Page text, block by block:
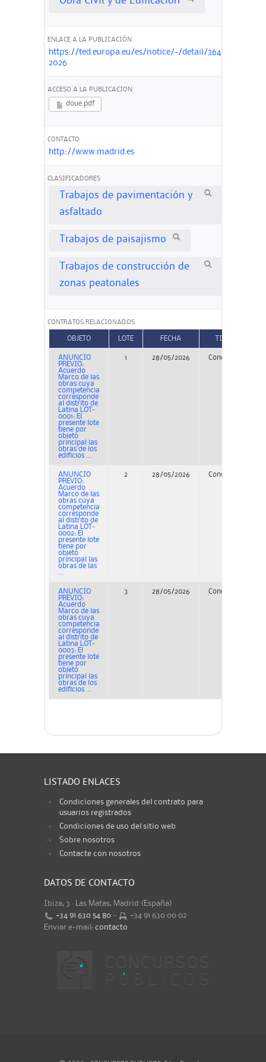
ENLACE A LA PUBLICACIÓN
https://ted.europa.eu/es/notice/-/detail/364570-
2026
ACCESO A LA PUBLICACION
doue.pdf
CONTACTO
http://www.madrid.es
CLASIFICADORES
Trabajos de pavimentación y
asfaltado
Trabajos de paisajismo
Trabajos de construcción de
zonas peatonales
CONTRATOS RELACIONADOS
OBJETO LOTE FECHA TIPO
ANUNCIO
PREVIO:
Acuerdo
Marco de las
obras cuya
competencia
corresponde
al distrito de
Latina LOT-
0001: El
presente lote
tiene por
objeto
principal las
obras de los
edificios ...
1 28/05/2026 Concurso
ANUNCIO
PREVIO:
Acuerdo
Marco de las
obras cuya
competencia
corresponde
al distrito de
Latina LOT-
0002: El
presente lote
tiene por
objeto
principal las
obras de las
...
2 28/05/2026 Concurso
ANUNCIO
PREVIO:
Acuerdo
Marco de las
obras cuya
competencia
corresponde
al distrito de
Latina LOT-
0003: El
presente lote
tiene por
objeto
principal las
obras de los
edificios ...
3 28/05/2026 Concurso
LISTADO ENLACES
Condiciones generales del contrato para
usuarios registrados
Condiciones de uso del sitio web
Sobre nosotros
Contacte con nosotros
DATOS DE CONTACTO
Ibiza, 3 · Las Matas, Madrid (España)
+34 91 630 54 80 -
+34 91 630 00 02
Enviar e-mail: contacto